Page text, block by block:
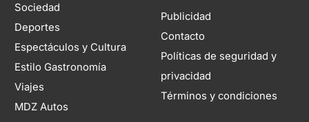
Sociedad
Deportes
Espectáculos y Cultura
Estilo Gastronomía
Viajes
MDZ Autos
Publicidad
Contacto
Políticas de seguridad y
privacidad
Términos y condiciones